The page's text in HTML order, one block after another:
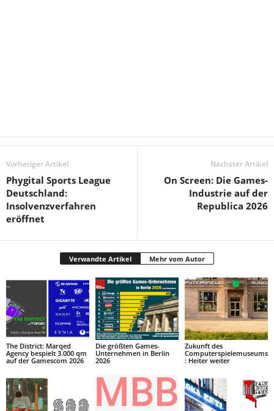
Vorheriger Artikel
Phygital Sports League
Deutschland:
Insolvenzverfahren
eröffnet
Nächster Artikel
On Screen: Die Games-
Industrie auf der
Republica 2026
Verwandte Artikel Mehr vom Autor
The District: Marqed
Agency bespielt 3.000 qm
auf der Gamescom 2026
Die größten Games-
Unternehmen in Berlin
2026
Zukunft des
Computerspielemuseums
: Heiter weiter